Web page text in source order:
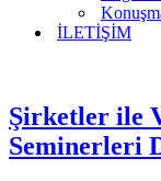
İLETİŞİM
Şirketler ile
Seminerleri